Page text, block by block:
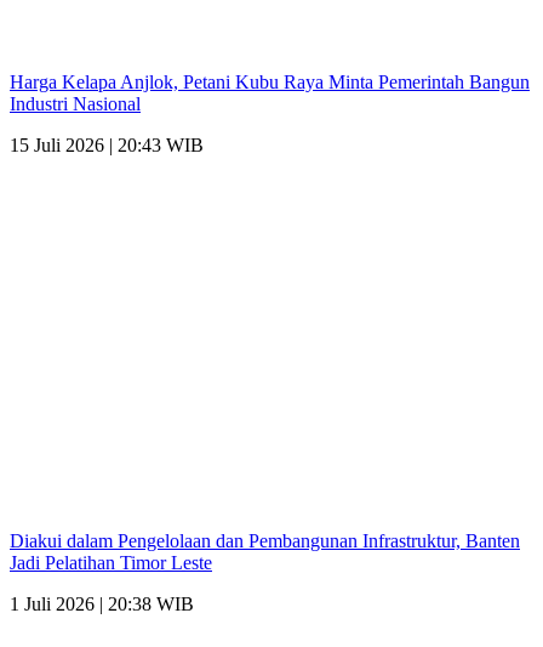
Harga Kelapa Anjlok, Petani Kubu Raya Minta Pemerintah Bangun
Industri Nasional
15 Juli 2026 | 20:43 WIB
Diakui dalam Pengelolaan dan Pembangunan Infrastruktur, Banten
Jadi Pelatihan Timor Leste
1 Juli 2026 | 20:38 WIB